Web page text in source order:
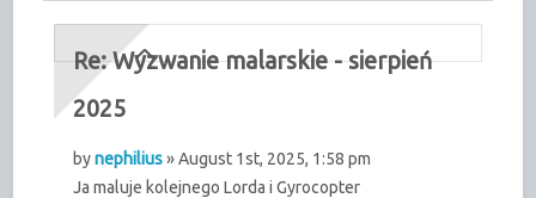
Re: Wyzwanie malarskie - sierpień
2025
bynephilius» August 1st, 2025, 1:58 pm
Ja maluje kolejnego Lorda i Gyrocopter